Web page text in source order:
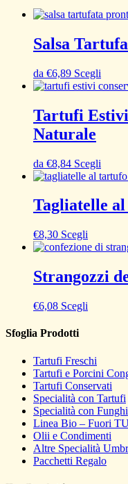
Salsa
da €6,89 Scegli
Tartufi
Naturale
da €8,84 Scegli
Tagliatelle
€8,30 Scegli
Strangozzi
€6,08 Scegli
Sfoglia Prodotti
Tartufi Freschi
Tartufi e Porcini
Tartufi Conservati
Specialità con Tartufi
Specialità con Funghi
Linea Bio – Fuori
Olii e Condimenti
Altre Specialità
Pacchetti Regalo